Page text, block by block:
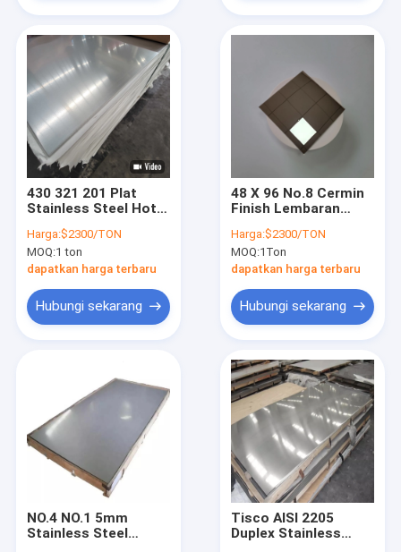
Produk
Video
Tentang Kami
Tur Pabrik
Minta Kutipan
Pipa Stainless Steel 316L
304 tabung baja tahan karat
Pipa Las Stainless Steel
pipa ss mulus
Lembaran logam stainless steel
Lembaran Stainless Steel 304
430 321 201 Plat
Stainless Steel Hot
Selesai
Harga:$2300/TON
MOQ:1 ton
dapatkan harga terbaru
Hubungi sekarang
48 X 96 No.8 Cermin
Finish Lembaran
A240
Harga:$2300/TON
MOQ:1Ton
dapatkan harga terbaru
Hubungi sekarang
NO.4 NO.1 5mm
Stainless Steel
Tisco AISI 2205
Duplex Stainless